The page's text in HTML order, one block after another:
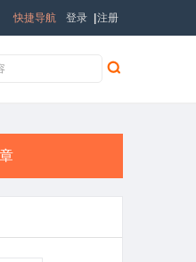
登录 注册
快捷导航